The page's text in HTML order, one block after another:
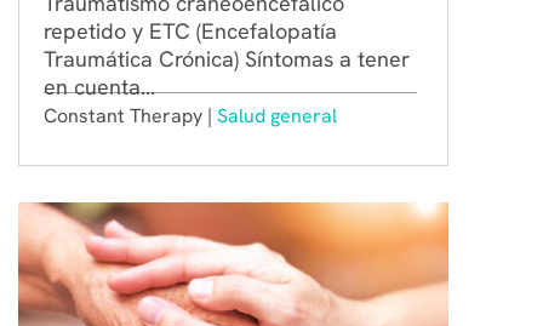
repetido y ETC (Encefalopatía
Traumática Crónica) Síntomas a tener
en cuenta...
Constant Therapy | Salud general